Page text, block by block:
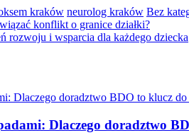
kraków neurolog kraków Bez
konflikt o granice działki?
rozwoju i wsparcia dla każdego dziecka
Dlaczego doradztwo